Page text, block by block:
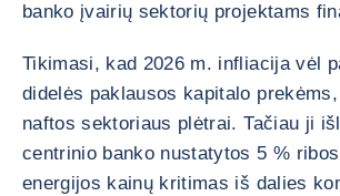
banko įvairių sektorių projektams
Tikimasi, kad 2026 m. infliacija vėl
didelės paklausos kapitalo
naftos sektoriaus plėtrai. Tačiau ji
centrinio banko nustatytos 5 %
energijos kainų kritimas iš dalies